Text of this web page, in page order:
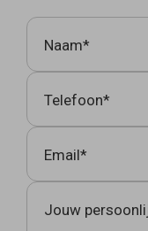
Naam*
Telefoon*
Email*
Jouw